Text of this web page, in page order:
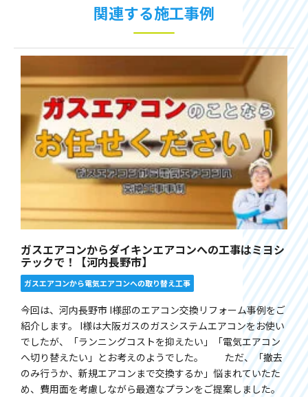
関連する施工事例
ガスエアコンからダイキンエアコンへの工事はミヨシ
テックで！【河内長野市】
ガスエアコンから電気エアコンへの取り替え工事
今回は、河内長野市 I様邸のエアコン交換リフォーム事例をご
紹介します。 I様は大阪ガスのガスシステムエアコンをお使い
でしたが、「ランニングコストを抑えたい」「電気エアコン
へ切り替えたい」とお考えのようでした。 ただ、「撤去
のみ行うか、新規エアコンまで交換するか」悩まれていたた
め、費用面を考慮しながら最適なプランをご提案しました。